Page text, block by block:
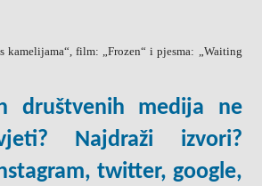
kamelijama“, film: „Frozen“ i pjesma: „Waiting
društvenih medija ne
Najdraži izvori?
twitter, google,